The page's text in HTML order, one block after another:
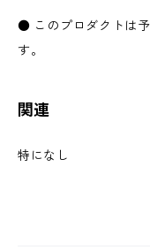
● このプロダクトは
す。
関連
特になし